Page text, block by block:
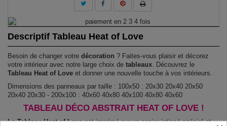
Descriptif Tableau Heat of Love
Besoin de changer votre décoration ? Faites-vous plaisir et décorez
votre intérieur avec notre large choix de tableaux. Découvrez le
Tableau Heat of Love et donner une nouvelle touche à vos intérieurs.
Dimensions des panneaux par taille : 100x50 : 20x30 20x40 20x50
20x40 20x30 - 200x100 : 40x60 40x80 40x100 40x80 40x60
TABLEAU DÉCO ABSTRAIT HEAT OF LOVE !
Le Tableau Heat of Loveest imprimé sur un papier intissé spécial et